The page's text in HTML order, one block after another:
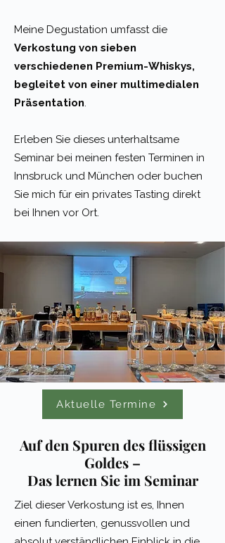
Meine Degustation umfasst die
Verkostung von sieben
verschiedenen Premium-Whiskys,
begleitet von einer multimedialen
Präsentation.
Erleben Sie dieses unterhaltsame
Seminar bei meinen festen Terminen in
Innsbruck und München oder buchen
Sie mich für ein privates Tasting direkt
bei Ihnen vor Ort.
Aktuelle Termine
Auf den Spuren des flüssigen
Goldes –
Das lernen Sie im Seminar
Ziel dieser Verkostung ist es, Ihnen
einen fundierten, genussvollen und